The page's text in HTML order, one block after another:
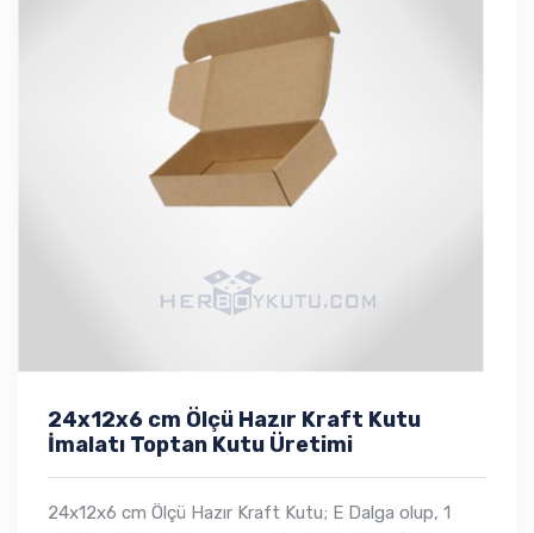
24x12x6 cm Ölçü Hazır Kraft Kutu
İmalatı Toptan Kutu Üretimi
24x12x6 cm Ölçü Hazır Kraft Kutu; E Dalga olup, 1